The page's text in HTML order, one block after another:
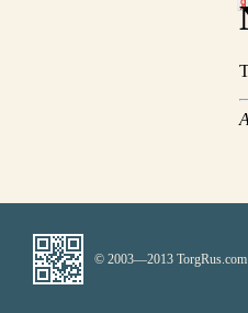
© 2003—2013 TorgRus.com